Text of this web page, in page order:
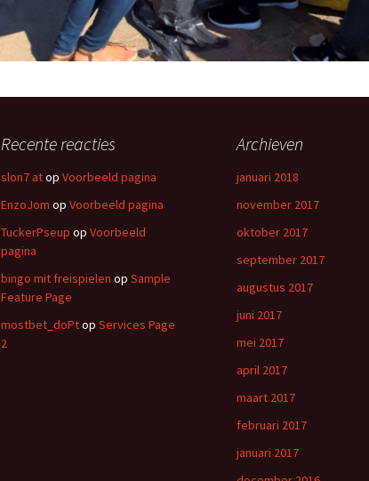
Recente reacties
slon7 atop Voorbeeld pagina
EnzoJom op Voorbeeld pagina
TuckerPseup op Voorbeeld
pagina
bingo mit freispielen op Sample
Feature Page
mostbet_doPtop Services Page
2
Archieven
januari 2018
november 2017
oktober 2017
september 2017
augustus 2017
juni 2017
mei 2017
april 2017
maart 2017
februari 2017
januari 2017